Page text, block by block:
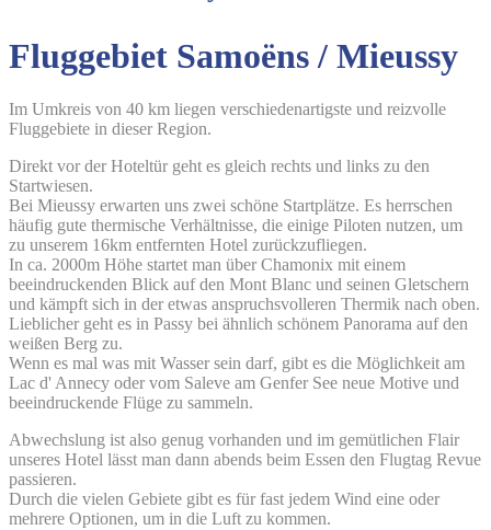
Fluggebiet Samoëns / Mieussy
Im Umkreis von 40 km liegen verschiedenartigste und reizvolle
Fluggebiete in dieser Region.
Direkt vor der Hoteltür geht es gleich rechts und links zu den
Startwiesen.
Bei Mieussy erwarten uns zwei schöne Startplätze. Es herrschen
häufig gute thermische Verhältnisse, die einige Piloten nutzen, um
zu unserem 16km entfernten Hotel zurückzufliegen.
In ca. 2000m Höhe startet man über Chamonix mit einem
beeindruckenden Blick auf den Mont Blanc und seinen Gletschern
und kämpft sich in der etwas anspruchsvolleren Thermik nach oben.
Lieblicher geht es in Passy bei ähnlich schönem Panorama auf den
weißen Berg zu.
Wenn es mal was mit Wasser sein darf, gibt es die Möglichkeit am
Lac d' Annecy oder vom Saleve am Genfer See neue Motive und
beeindruckende Flüge zu sammeln.
Abwechslung ist also genug vorhanden und im gemütlichen Flair
unseres Hotel lässt man dann abends beim Essen den Flugtag Revue
passieren.
Durch die vielen Gebiete gibt es für fast jedem Wind eine oder
mehrere Optionen, um in die Luft zu kommen.